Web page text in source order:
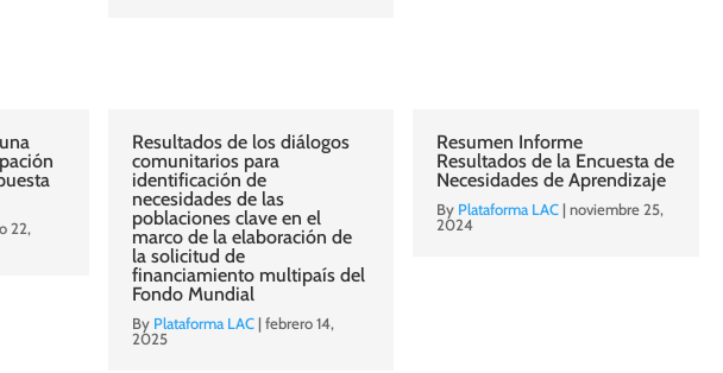
22,
Resultados de los diálogos
comunitarios para
identificación de
necesidades de las
poblaciones clave en el
marco de la elaboración de
la solicitud de
financiamiento multipaís del
Fondo Mundial
By Plataforma LAC| febrero 14,
2025
Resumen Informe
Resultados de la Encuesta de
Necesidades de Aprendizaje
By Plataforma LAC|noviembre 25,
2024